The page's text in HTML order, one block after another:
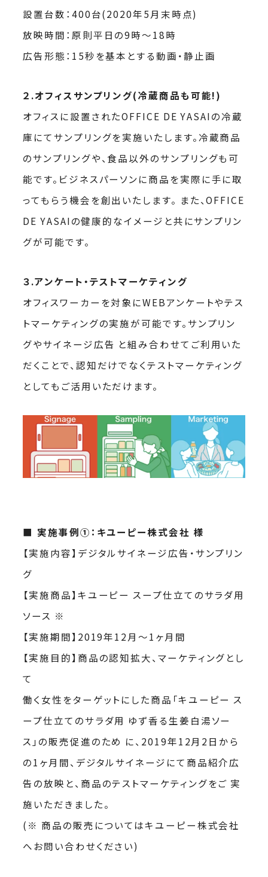
設置台数：400台(2020年5月末時点)
放映時間：原則平日の9時〜18時
広告形態：15秒を基本とする動画・静止画
２.オフィスサンプリング(冷蔵商品も可能!)
オフィスに設置されたOFFICE DE YASAIの冷蔵
庫にてサンプリングを実施いたします。冷蔵商品
のサンプリングや、食品以外のサンプリングも可
能です。ビジネスパーソンに商品を実際に手に取
ってもらう機会を創出いたします。 また、OFFICE
DE YASAIの健康的なイメージと共にサンプリン
グが可能です。
３.アンケート・テストマーケティング
オフィスワーカーを対象にWEBアンケートやテス
トマーケティングの実施が可能です。サンプリン
グやサイネージ広告 と組み合わせてご利用いた
だくことで、認知だけでなくテストマーケティング
としてもご活用いただけます。
■ 実施事例①：キユーピー株式会社 様
【実施内容】デジタルサイネージ広告・サンプリン
グ
【実施商品】キユーピー スープ仕立てのサラダ用
ソース ※
【実施期間】2019年12月〜1ヶ月間
【実施目的】商品の認知拡大、マーケティングとし
て
働く女性をターゲットにした商品「キユーピー ス
ープ仕立てのサラダ用 ゆず香る生姜白湯ソー
ス」の販売促進のため に、2019年12月2日から
の1ヶ月間、デジタルサイネージにて商品紹介広
告の放映と、商品のテストマーケティングをご 実
施いただきました。
(※ 商品の販売についてはキユーピー株式会社
へお問い合わせください)